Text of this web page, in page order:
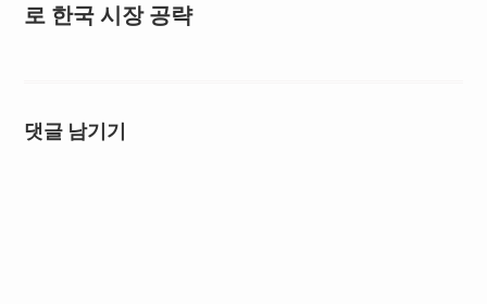
로 한국 시장 공략
댓글 남기기